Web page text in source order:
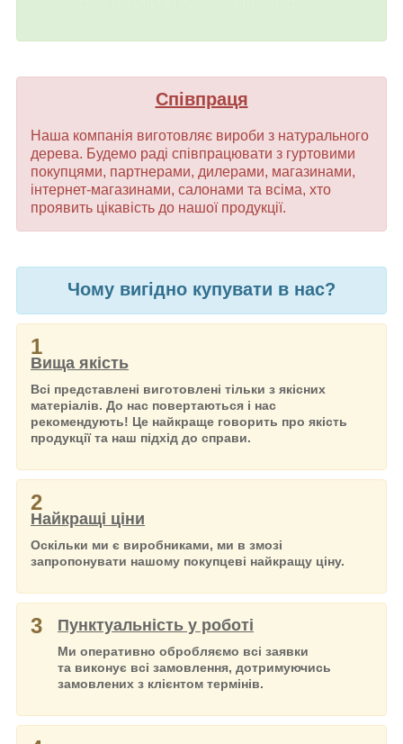
Співпраця
Наша компанія виготовляє вироби з натурального
дерева. Будемо раді співпрацювати з гуртовими
покупцями, партнерами, дилерами, магазинами,
інтернет-магазинами, салонами та всіма, хто
проявить цікавість до нашої продукції.
Чому вигідно купувати в нас?
1
Вища якість
Всі представлені виготовлені тільки з якісних
матеріалів. До нас повертаються і нас
рекомендують! Це найкраще говорить про якість
продукції та наш підхід до справи.
2
Найкращі ціни
Оскільки ми є виробниками, ми в змозі
запропонувати нашому покупцеві найкращу ціну.
3 Пунктуальність у роботі
Ми оперативно обробляємо всі заявки
та виконує всі замовлення, дотримуючись
замовлених з клієнтом термінів.